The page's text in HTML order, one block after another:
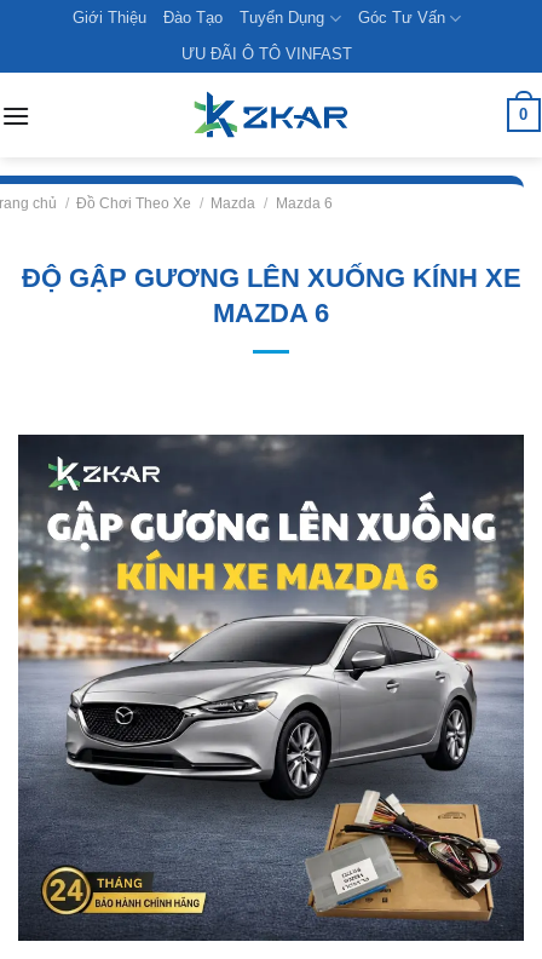
content
Giới Thiệu Đào Tạo Tuyển Dụng
Góc Tư Vấn
ƯU ĐÃI Ô TÔ VINFAST
0
chủ / Đồ Chơi Theo Xe / Mazda / Mazda 6
ĐỘ GẬP GƯƠNG LÊN XUỐNG KÍNH XE
MAZDA 6